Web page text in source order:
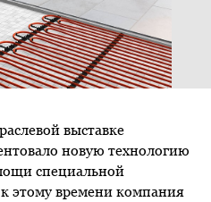
выставке
новую технологию
специальной
этому времени компания